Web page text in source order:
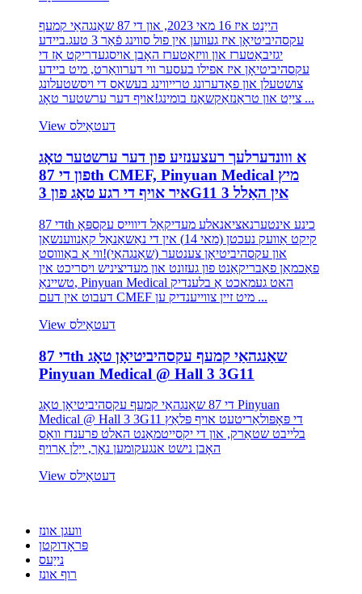
הייַנט איז 16 מאי 2023, און די 87 שאַנגהאַי קמעף
עקסהיביטיאָן איז געווען אין פול סווינג פֿאַר 3 טעג.ביידע
יגזיבאַטערז און וויזאַטערז האָבן אויסגעדריקט אַז די
עקסהיביטיאָן איז אפילו בעסער ווי דערוואַרט, מיט ביידע
צושטעלן און פאָדערונג טרייווינג בעשאַס די ויסשטעלונג
צייַט און טראַנזאַקשאַנז בומינג!אויף דער ערשטער טאָג ...
View דעטאַילס
א ווונדערלעך רעצענזיע פון ​​דער ערשטער טאָג
פון די 87th CMEF, Pinyuan Medical מיץ
איר אויף די רגע טאָג פון 3G11 אין האַלל 3
די 87th כינע אינטערנאציאנאלע מעדיקאַל דיווייס עקספּאָ
קיקט אַוועק נעכטן (מאי 14) אין די נאַשאַנאַל קאַנווענשאַן
און עקסהיביטיאָן צענטער (שאַנגהאַי)!ווי אַ באַוווסט
פאַכמאַן פאַבריקאַנט פון געזונט און מעדיציניש ויסריכט אין
טשיינאַ, Pinyuan Medical האט געמאכט אַ בלענדיק
דעבוט אין דעם CMEF מיט זיין צווייענדיק ען ...
View דעטאַילס
די 87th שאַנגהאַי קמעף עקסהיביטיאָן טאָג
Pinyuan Medical @ Hall 3 3G11
די 87 שאַנגהאַי קמעף עקסהיביטיאָן טאָג Pinyuan
Medical @ Hall 3 3G11 די פּאָפּולאַריטעט אויף פּלאַץ
בלייבט שטאַרק, און די יקסייטמאַנט האלט פרענדז וואָס
האָבן נישט אנגעקומען נאָך, ייַלן אַרויף
View דעטאַילס
וועגן אונז
פּראָדוקטן
נייַעס
רוף אונז